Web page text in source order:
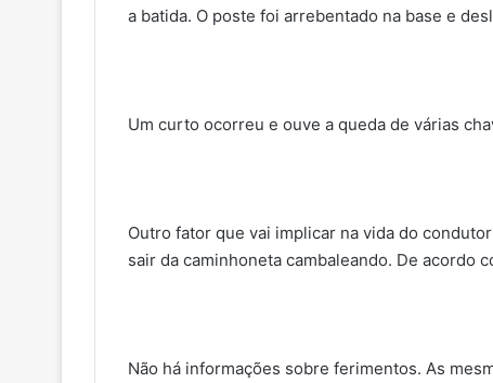
a batida. O poste foi arrebentado na base e
Um curto ocorreu e ouve a queda de várias
Outro fator que vai implicar na vida do
sair da caminhoneta cambaleando. De acordo
Não há informações sobre ferimentos. As